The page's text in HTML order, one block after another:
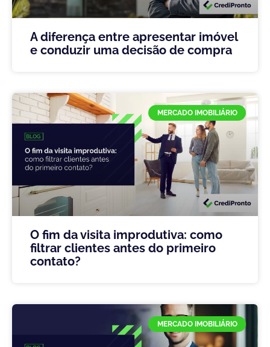
A diferença entre apresentar imóvel
e conduzir uma decisão de compra
MERCADO IMOBILIÁRIO
O fim da visita improdutiva: como
filtrar clientes antes do primeiro
contato?
MERCADO IMOBILIÁRIO